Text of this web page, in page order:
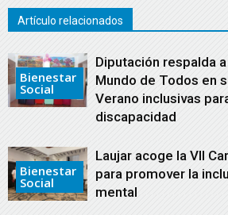
Artículo relacionados
Bienestar
Social
Diputación respalda
Mundo de Todos en
Verano inclusivas
discapacidad
Bienestar
Social
Laujar acoge la VII
para promover la
mental